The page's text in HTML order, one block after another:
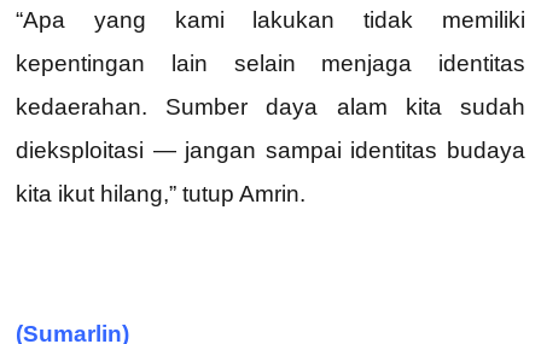
“Apa yang kami lakukan tidak memiliki
kepentingan lain selain menjaga identitas
kedaerahan. Sumber daya alam kita sudah
dieksploitasi — jangan sampai identitas budaya
kita ikut hilang,” tutup Amrin.
(Sumarlin)